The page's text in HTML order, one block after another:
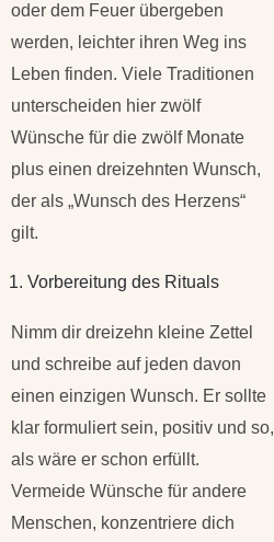
oder dem Feuer übergeben
werden, leichter ihren Weg ins
Leben finden. Viele Traditionen
unterscheiden hier zwölf
Wünsche für die zwölf Monate
plus einen dreizehnten Wunsch,
der als „Wunsch des Herzens“
gilt.
1. Vorbereitung des Rituals
Nimm dir dreizehn kleine Zettel
und schreibe auf jeden davon
einen einzigen Wunsch. Er sollte
klar formuliert sein, positiv und so,
als wäre er schon erfüllt.
Vermeide Wünsche für andere
Menschen, konzentriere dich